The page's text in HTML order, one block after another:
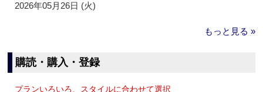
2026年05月26日 (火)
もっと見る »
購読・購入・登録
プランいろいろ、スタイルに合わせて選択